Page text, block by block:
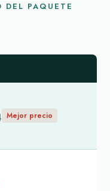
PAQUETE
Mejor precio